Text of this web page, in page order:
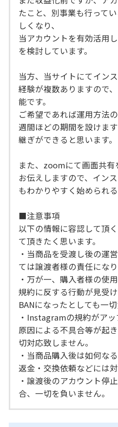
たこと、別事業も行って
しくなり、
当アカウントを有効活用
を検討しています。
当方、当サイトにてイン
経験が複数ありますので
能です。
ご希望であれば運用方法
週間ほどの期間を設けま
継ぎができると思います。
また、zoomにて画面共
お伝えしますので、イン
もわかりやすく始められる
■注意事項
以下の情報に容認して頂
て頂きたく思います。
・当商品を受渡し後の運
ては譲渡者様の責任になり
・万が一、購入者様の使
規約に反する行動が見受
BANになったとしても一
・Instagramの規約がア
原因による不具合等が起
切対応致しません。
・当商品購入後は如何な
返金・交換依頼などには対
・譲渡後のアカウント停
合、一切を負いません。